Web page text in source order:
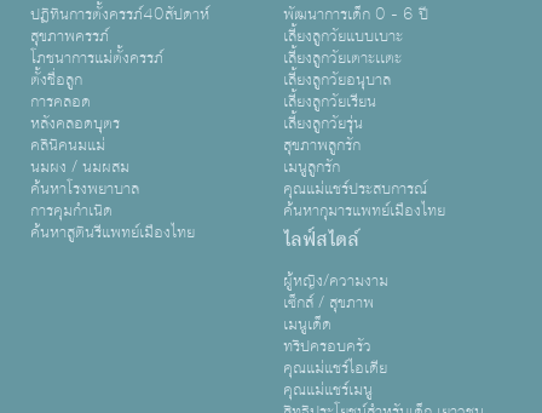
ปฏิทินการตั้งครรภ์40สัปดาห์
สุขภาพครรภ์
โภชนาการแม่ตั้งครรภ์
ตั้งชื่อลูก
การคลอด
หลังคลอดบุตร
คลินิคนมแม่
นมผง / นมผสม
ค้นหาโรงพยาบาล
การคุมกำเนิด
ค้นหาสูตินรีแพทย์เมืองไทย
พัฒนาการเด็ก 0 - 6 ปี
เลี้ยงลูกวัยแบบเบาะ
เลี้ยงลูกวัยเตาะเเตะ
เลี้ยงลูกวัยอนุบาล
เลี้ยงลูกวัยเรียน
เลี้ยงลูกวัยรุ่น
สุขภาพลูกรัก
เมนูลูกรัก
คุณแม่แชร์ประสบการณ์
ค้นหากุมารแพทย์เมืองไทย
ไลฟ์สไตล์
ผู้หญิง/ความงาม
เซ็กส์ / สุขภาพ
เมนูเด็ด
ทริปครอบครัว
คุณแม่แชร์ไอเดีย
คุณแม่แชร์เมนู